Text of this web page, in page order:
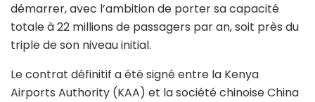
démarrer, avec l’ambition de porter sa capacité
totale à 22 millions de passagers par an, soit près du
triple de son niveau initial.
Le contrat définitif a été signé entre la Kenya
Airports Authority (KAA) et la société chinoise China